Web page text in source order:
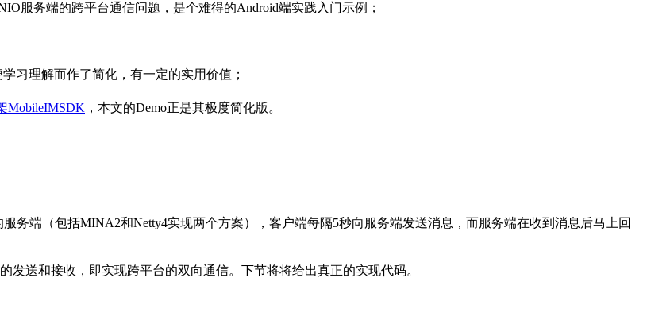
服务端的跨平台通信问题，是个难得的Android端实践入门示例；
学习理解而作了简化，有一定的实用价值；
MobileIMSDK ，本文的Demo正是其极度简化版。
务端（包括MINA2和Netty4实现两个方案），客户端每隔5秒向服务端发送消息，而服务端在收到消息后马上回
送和接收，即实现跨平台的双向通信。下节将将给出真正的实现代码。